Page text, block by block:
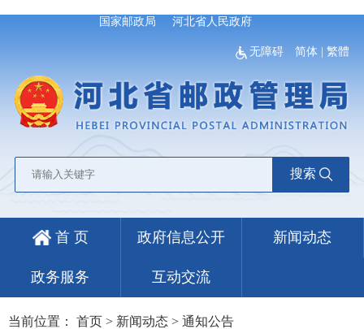
国家邮政局 河北省人民政府
无障碍 简体 |繁體
搜索
首 页 政府信息公开 新闻动态
政务服务 互动交流
当前位置： 首页 > 新闻动态 > 通知公告